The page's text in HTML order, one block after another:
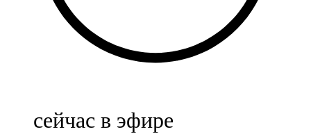
107,5 FM
Биләр
Болгар
сейчас в эфире